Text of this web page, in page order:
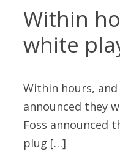
Within
white
Within hours,
announced they
Foss announced
plug […]